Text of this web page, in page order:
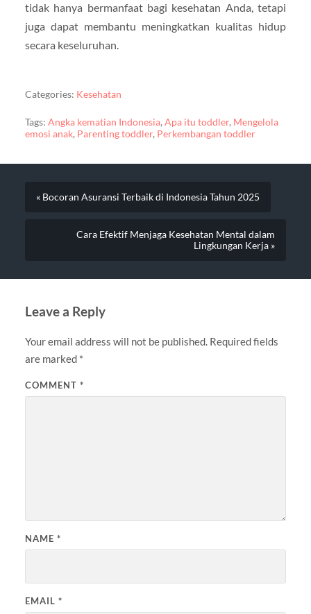
tidak hanya bermanfaat bagi kesehatan Anda, tetapi
juga dapat membantu meningkatkan kualitas hidup
secara keseluruhan.
Categories: Kesehatan
Tags: Angka kematian Indonesia, Apa itu toddler, Mengelola
emosi anak, Parenting toddler, Perkembangan toddler
« Bocoran Asuransi Terbaik di Indonesia Tahun 2025
Cara Efektif Menjaga Kesehatan Mental dalam
Lingkungan Kerja »
Leave a Reply
Your email address will not be published. Required fields
are marked *
COMMENT *
NAME *
EMAIL *